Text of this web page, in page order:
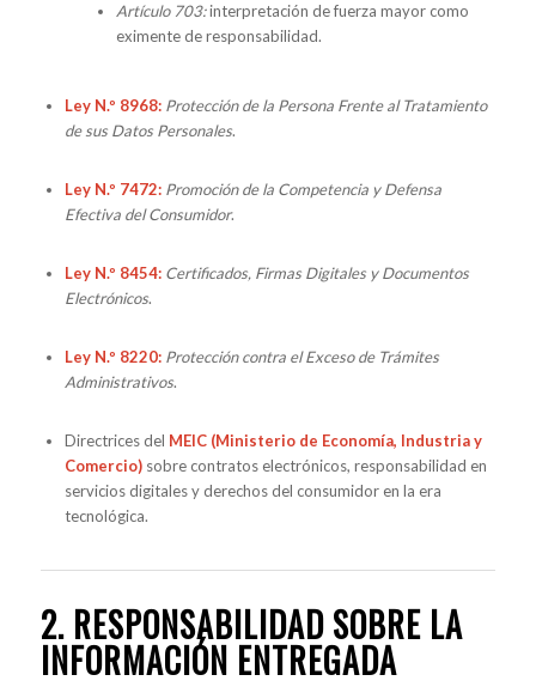
Artículo 703:interpretación de fuerza mayor como
eximente de responsabilidad.
Ley N.º 8968: Protección de la Persona Frente al Tratamiento
de sus Datos Personales.
Ley N.º 7472: Promoción de la Competencia y Defensa
Efectiva del Consumidor.
Ley N.º 8454: Certificados, Firmas Digitales y Documentos
Electrónicos.
Ley N.º 8220: Protección contra el Exceso de Trámites
Administrativos.
Directrices del MEIC (Ministerio de Economía, Industria y
Comercio)sobre contratos electrónicos, responsabilidad en
servicios digitales y derechos del consumidor en la era
tecnológica.
2. RESPONSABILIDAD SOBRE LA
INFORMACIÓN ENTREGADA